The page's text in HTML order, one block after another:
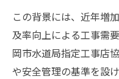
この背景には、近年増
及率向上による工事需
岡市水道局指定工事店
や安全管理の基準を設